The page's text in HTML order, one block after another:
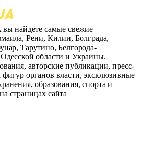
вы найдете самые свежие
Рени, Килии, Болграда,
Тарутино, Белгорода-
области и Украины.
авторские публикации, пресс-
органов власти, эксклюзивные
образования, спорта и
страницах сайта